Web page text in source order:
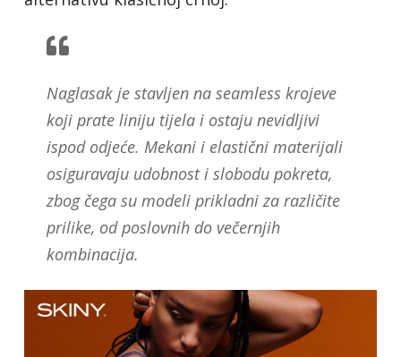
Naglasak je stavljen na seamless krojeve
koji prate liniju tijela i ostaju nevidljivi
ispod odjeće. Mekani i elastični materijali
osiguravaju udobnost i slobodu pokreta,
zbog čega su modeli prikladni za različite
prilike, od poslovnih do večernjih
kombinacija.